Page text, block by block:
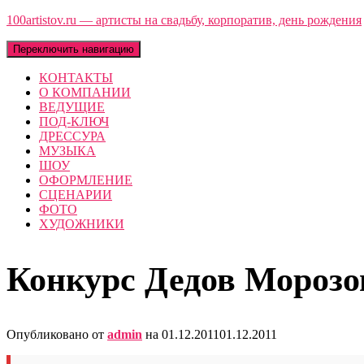
100artistov.ru — артисты на свадьбу, корпоратив, день рождения
Переключить навигацию
КОНТАКТЫ
О КОМПАНИИ
ВЕДУЩИЕ
ПОД-КЛЮЧ
ДРЕССУРА
МУЗЫКА
ШОУ
ОФОРМЛЕНИЕ
СЦЕНАРИИ
ФОТО
ХУДОЖНИКИ
Конкурс Дедов
Опубликовано от admin на 01.12.201101.12.2011